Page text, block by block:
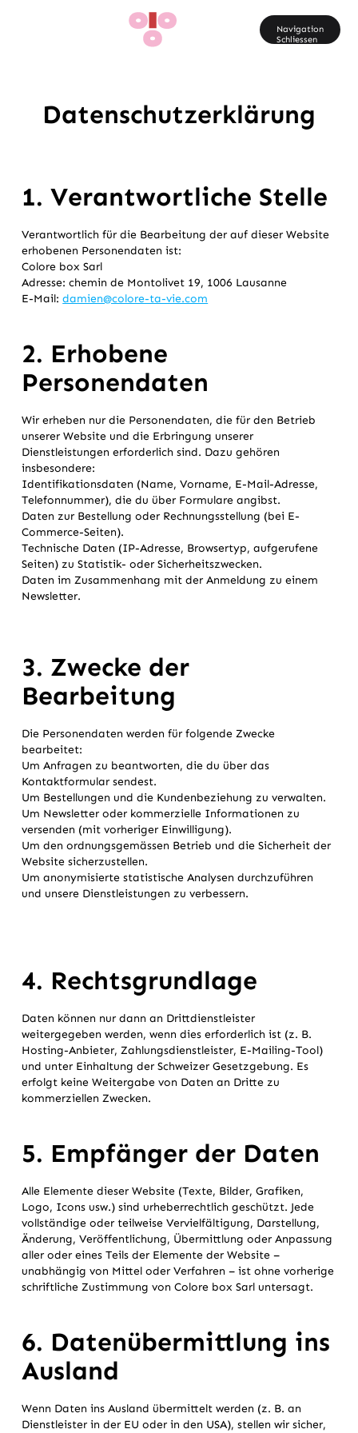
Navigation
Schliessen
Datenschutzerklärung
1. Verantwortliche Stelle
Verantwortlich für die Bearbeitung der auf dieser Website
erhobenen Personendaten ist:
Colore box Sarl
Adresse: chemin de Montolivet 19, 1006 Lausanne
E-Mail:damien@colore-ta-vie.com
2. Erhobene
Personendaten
Wir erheben nur die Personendaten, die für den Betrieb
unserer Website und die Erbringung unserer
Dienstleistungen erforderlich sind. Dazu gehören
insbesondere:
Identifikationsdaten (Name, Vorname, E-Mail-Adresse,
Telefonnummer), die du über Formulare angibst.
Daten zur Bestellung oder Rechnungsstellung (bei E-
Commerce-Seiten).
Technische Daten (IP-Adresse, Browsertyp, aufgerufene
Seiten) zu Statistik- oder Sicherheitszwecken.
Daten im Zusammenhang mit der Anmeldung zu einem
Newsletter.
3. Zwecke der
Bearbeitung
Die Personendaten werden für folgende Zwecke
bearbeitet:
Um Anfragen zu beantworten, die du über das
Kontaktformular sendest.
Um Bestellungen und die Kundenbeziehung zu verwalten.
Um Newsletter oder kommerzielle Informationen zu
versenden (mit vorheriger Einwilligung).
Um den ordnungsgemässen Betrieb und die Sicherheit der
Website sicherzustellen.
Um anonymisierte statistische Analysen durchzuführen
und unsere Dienstleistungen zu verbessern.
4. Rechtsgrundlage
Daten können nur dann an Drittdienstleister
weitergegeben werden, wenn dies erforderlich ist (z. B.
Hosting-Anbieter, Zahlungsdienstleister, E-Mailing-Tool)
und unter Einhaltung der Schweizer Gesetzgebung. Es
erfolgt keine Weitergabe von Daten an Dritte zu
kommerziellen Zwecken.
5. Empfänger der Daten
Alle Elemente dieser Website (Texte, Bilder, Grafiken,
Logo, Icons usw.) sind urheberrechtlich geschützt. Jede
vollständige oder teilweise Vervielfältigung, Darstellung,
Änderung, Veröffentlichung, Übermittlung oder Anpassung
aller oder eines Teils der Elemente der Website –
unabhängig von Mittel oder Verfahren – ist ohne vorherige
schriftliche Zustimmung von Colore box Sarl untersagt.
6. Datenübermittlung ins
Ausland
Wenn Daten ins Ausland übermittelt werden (z. B. an
Dienstleister in der EU oder in den USA), stellen wir sicher,